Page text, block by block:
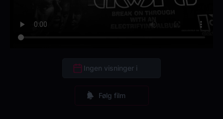
Ingen visninger i
Følg film